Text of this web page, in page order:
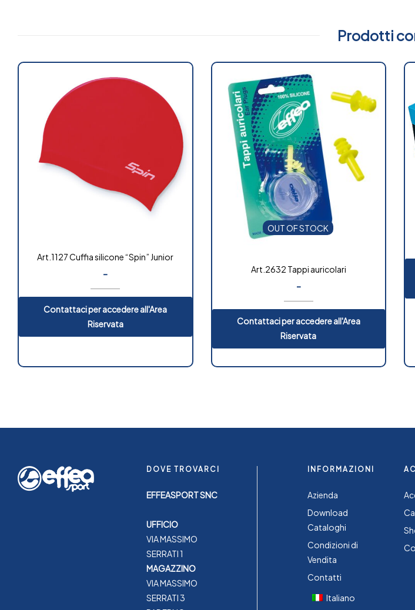
Prodotti
Art.1127 Cuffia silicone “Spin” Junior
-
Contattaci per accedere all'Area
Riservata
OUT OF STOCK
Art.2632 Tappi auricolari
-
Contattaci per accedere all'Area
Riservata
DOVE TROVARCI
EFFEASPORT SNC
UFFICIO
VIA MASSIMO
SERRATI 1
MAGAZZINO
VIA MASSIMO
SERRATI 3
INFORMAZIONI
Azienda
Download
Cataloghi
Condizioni di
Vendita
Contatti
Italiano